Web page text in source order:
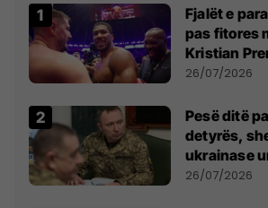
Fjalët e
pas fitores
Kristian
26/07/2026
Pesë ditë
detyrës,
ukrainase
kontroll të
26/07/2026